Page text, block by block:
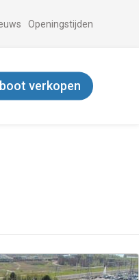
Openingstijden
verkopen